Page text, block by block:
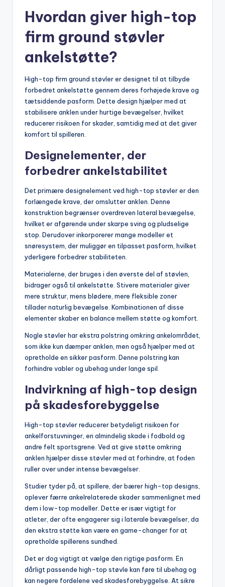
Hvordan giver high-top
firm ground støvler
ankelstøtte?
High-top firm ground støvler er designet til at tilbyde
forbedret ankelstøtte gennem deres forhøjede krave og
tætsiddende pasform. Dette design hjælper med at
stabilisere anklen under hurtige bevægelser, hvilket
reducerer risikoen for skader, samtidig med at det giver
komfort til spilleren.
Designelementer, der
forbedrer ankelstabilitet
Det primære designelement ved high-top støvler er den
forlængede krave, der omslutter anklen. Denne
konstruktion begrænser overdreven lateral bevægelse,
hvilket er afgørende under skarpe sving og pludselige
stop. Derudover inkorporerer mange modeller et
snøresystem, der muliggør en tilpasset pasform, hvilket
yderligere forbedrer stabiliteten.
Materialerne, der bruges i den øverste del af støvlen,
bidrager også til ankelstøtte. Stivere materialer giver
mere struktur, mens blødere, mere fleksible zoner
tillader naturlig bevægelse. Kombinationen af disse
elementer skaber en balance mellem støtte og komfort.
Nogle støvler har ekstra polstring omkring ankelområdet,
som ikke kun dæmper anklen, men også hjælper med at
opretholde en sikker pasform. Denne polstring kan
forhindre vabler og ubehag under lange spil.
Indvirkning af high-top design
på skadesforebyggelse
High-top støvler reducerer betydeligt risikoen for
ankelforstuvninger, en almindelig skade i fodbold og
andre felt sportsgrene. Ved at give støtte omkring
anklen hjælper disse støvler med at forhindre, at foden
ruller over under intense bevægelser.
Studier tyder på, at spillere, der bærer high-top designs,
oplever færre ankelrelaterede skader sammenlignet med
dem i low-top modeller. Dette er især vigtigt for
atleter, der ofte engagerer sig i laterale bevægelser, da
den ekstra støtte kan være en game-changer for at
opretholde spillerens sundhed.
Det er dog vigtigt at vælge den rigtige pasform. En
dårligt passende high-top støvle kan føre til ubehag og
kan negere fordelene ved skadesforebyggelse. At sikre